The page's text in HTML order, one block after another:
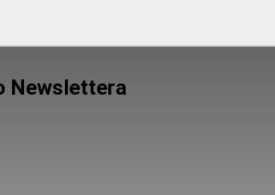
Newslettera